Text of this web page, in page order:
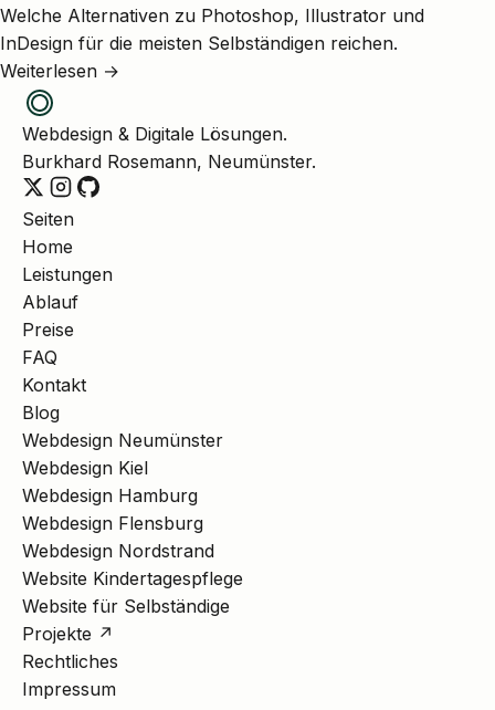
Welche Alternativen zu Photoshop, Illustrator und
InDesign für die meisten Selbständigen reichen.
Weiterlesen →
Webdesign & Digitale Lösungen.
Burkhard Rosemann, Neumünster.
Seiten
Home
Leistungen
Ablauf
Preise
FAQ
Kontakt
Blog
Webdesign Neumünster
Webdesign Kiel
Webdesign Hamburg
Webdesign Flensburg
Webdesign Nordstrand
Website Kindertagespflege
Website für Selbständige
Projekte ↗
Rechtliches
Impressum